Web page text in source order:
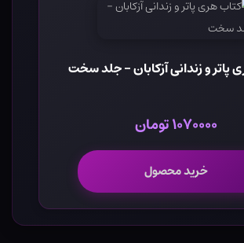
پاتر و زندانی آزکابان - جلد سخت
۱۰۷۰۰۰۰ تومان
خرید محصول